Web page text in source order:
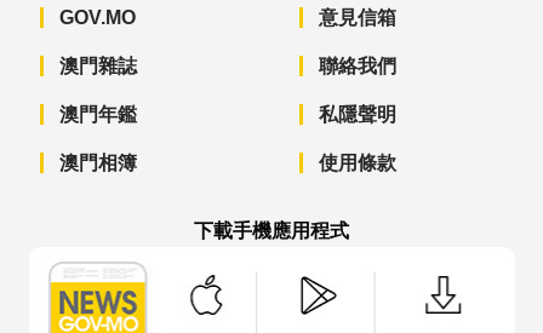
GOV.MO
澳門雜誌
澳門年鑑
澳門相簿
意見信箱
聯絡我們
私隱聲明
使用條款
下載手機應用程式